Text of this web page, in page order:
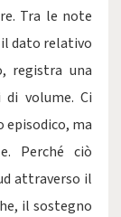
Tra le note
dato relativo
registra una
volume. Ci
ma
Perché ciò
attraverso il
il sostegno